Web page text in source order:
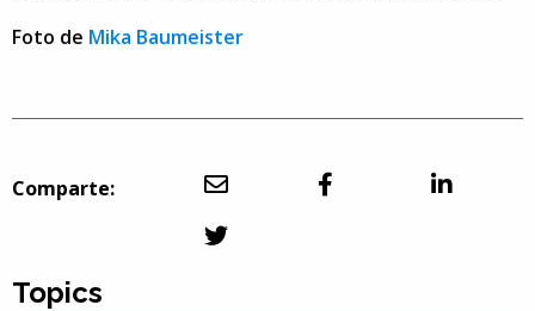
Foto de Mika Baumeister
Comparte:
Topics